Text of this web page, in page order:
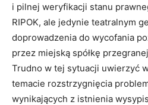
i pilnej weryfikacji stanu
RIPOK, ale jedynie teatralnym
doprowadzenia do wycofania
przez miejską spółkę
Trudno w tej sytuacji uwierzyć
temacie rozstrzygnięcia
wynikających z istnienia